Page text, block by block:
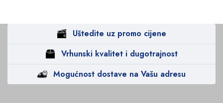
Uštedite uz promo cijene
Vrhunski kvalitet i dugotrajnost
Mogućnost dostave na Vašu adresu